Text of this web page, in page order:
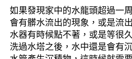
如果發現家中的水龍頭超過一
會有髒水流出的現象，或是流
水器有時候點不著，或是等很
洗過水塔之後，水中還是會有